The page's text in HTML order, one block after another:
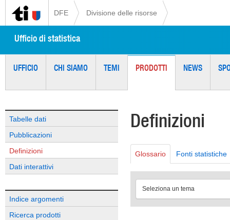
DFE Divisione delle risorse
Ufficio di statistica
UFFICIO CHI SIAMO TEMI PRODOTTI NEWS
Tabelle dati
Pubblicazioni
Definizioni
Dati interattivi
Indice argomenti
Ricerca prodotti
Definizioni
Glossario Fonti statistiche
Seleziona un tema